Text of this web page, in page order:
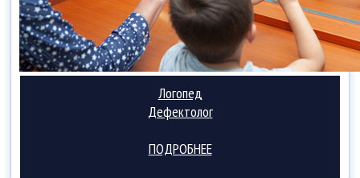
Логопед
Дефектолог
ПОДРОБНЕЕ